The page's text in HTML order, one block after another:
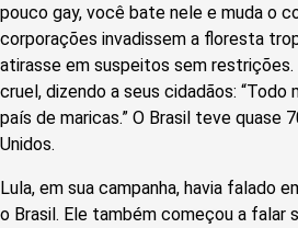
pouco gay, você bate nele e muda o
corporações invadissem a floresta
atirasse em suspeitos sem
cruel, dizendo a seus cidadãos:
país de maricas.” O Brasil teve quase
Unidos.
Lula, em sua campanha, havia falado
o Brasil. Ele também começou a falar